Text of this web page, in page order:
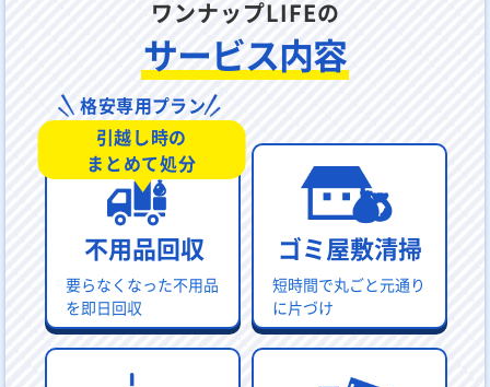
ワンナップLIFEの
サービス内容
不用品回収
要らなくなった不用品
を即日回収
格安専用プラン
引越し時の
まとめて処分
ゴミ屋敷清掃
短時間で丸ごと元通り
に片づけ